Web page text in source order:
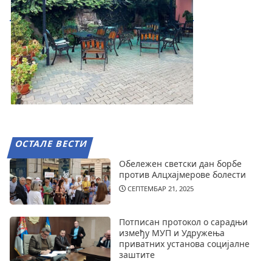
ОСТАЛЕ ВЕСТИ
Обележен светски дан борбе
против Алцхајмерове болести
СЕПТЕМБАР 21, 2025
Потписан протокол о сарадњи
између МУП и Удружења
приватних установа социјалне
заштите